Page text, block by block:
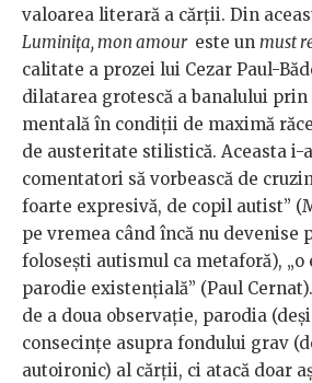
valoarea literară a cărții. Din
Luminița, mon amour este un must
calitate a prozei lui Cezar Paul-
dilatarea grotescă a banalului
mentală în condiții de maximă
de austeritate stilistică. Aceasta i-
comentatori să vorbească de
foarte expresivă, de copil autist”
pe vremea când încă nu devenise
folosești autismul ca metaforă), „o
parodie existențială” (Paul
de a doua observație, parodia
consecințe asupra fondului grav
autoironic) al cărții, ci atacă doar